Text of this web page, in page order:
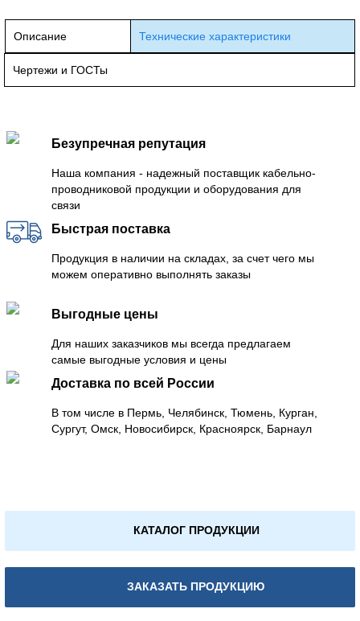
Описание Технические характеристики
Чертежи и ГОСТы
Безупречная репутация
Наша компания - надежный поставщик кабельно-
проводниковой продукции и оборудования для
связи
Быстрая поставка
Продукция в наличии на складах, за счет чего мы
можем оперативно выполнять заказы
Выгодные цены
Для наших заказчиков мы всегда предлагаем
самые выгодные условия и цены
Доставка по всей России
В том числе в Пермь, Челябинск, Тюмень, Курган,
Сургут, Омск, Новосибирск, Красноярск, Барнаул
КАТАЛОГ ПРОДУКЦИИ
ЗАКАЗАТЬ ПРОДУКЦИЮ